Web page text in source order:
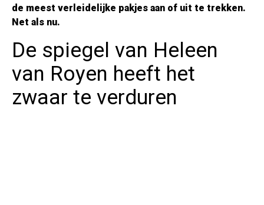
de meest verleidelijke pakjes aan of uit te trekken.
Net als nu.
De spiegel van Heleen
van Royen heeft het
zwaar te verduren